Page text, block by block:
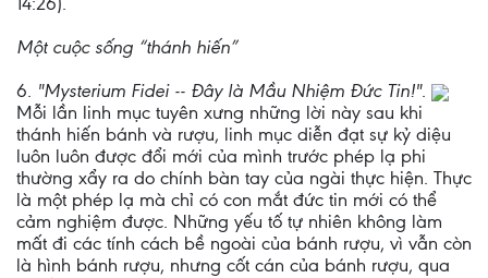
Một cuộc sống “thánh hiến”
6. "Mysterium Fidei -- Đây là Mầu Nhiệm Đức Tin!".
Mỗi lần linh mục tuyên xưng những lời này sau khi
thánh hiến bánh và rượu, linh mục diễn đạt sự kỷ diệu
luôn luôn được đổi mới của mình trước phép lạ phi
thường xẩy ra do chính bàn tay của ngài thực hiện. Thực
là một phép lạ mà chỉ có con mắt đức tin mới có thể
cảm nghiệm được. Những yếu tố tự nhiên không làm
mất đi các tính cách bề ngoài của bánh rượu, vì vẫn còn
là hình bánh rượu, nhưng cốt cán của bánh rượu, qua